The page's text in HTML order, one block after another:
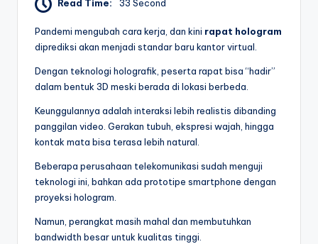
Read Time: 33 Second
Pandemi mengubah cara kerja, dan kini rapat hologram
diprediksi akan menjadi standar baru kantor virtual.
Dengan teknologi holografik, peserta rapat bisa “hadir”
dalam bentuk 3D meski berada di lokasi berbeda.
Keunggulannya adalah interaksi lebih realistis dibanding
panggilan video. Gerakan tubuh, ekspresi wajah, hingga
kontak mata bisa terasa lebih natural.
Beberapa perusahaan telekomunikasi sudah menguji
teknologi ini, bahkan ada prototipe smartphone dengan
proyeksi hologram.
Namun, perangkat masih mahal dan membutuhkan
bandwidth besar untuk kualitas tinggi.